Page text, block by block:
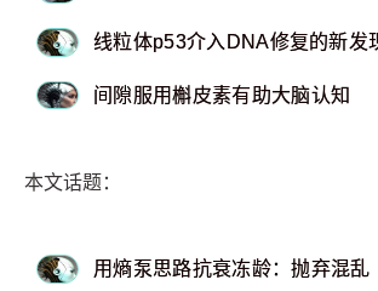
线粒体p53介入DNA修复的新发
间隙服用槲皮素有助大脑认知
本文话题：
用熵泵思路抗衰冻龄：抛弃混乱